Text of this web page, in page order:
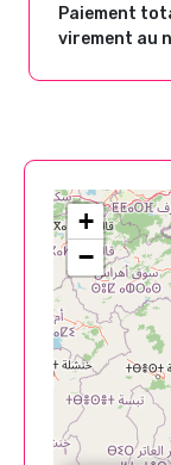
Paiement
virement au
+
−